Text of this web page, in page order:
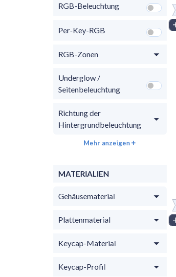
RGB-Beleuchtung
Per-Key-RGB
RGB-Zonen
Underglow /
Seitenbeleuchtung
Richtung der
Hintergrundbeleuchtung
Mehr anzeigen
MATERIALIEN
Gehäusematerial
Plattenmaterial
Keycap-Material
Keycap-Profil